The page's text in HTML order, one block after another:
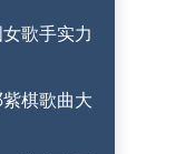
歌手实力
棋歌曲大